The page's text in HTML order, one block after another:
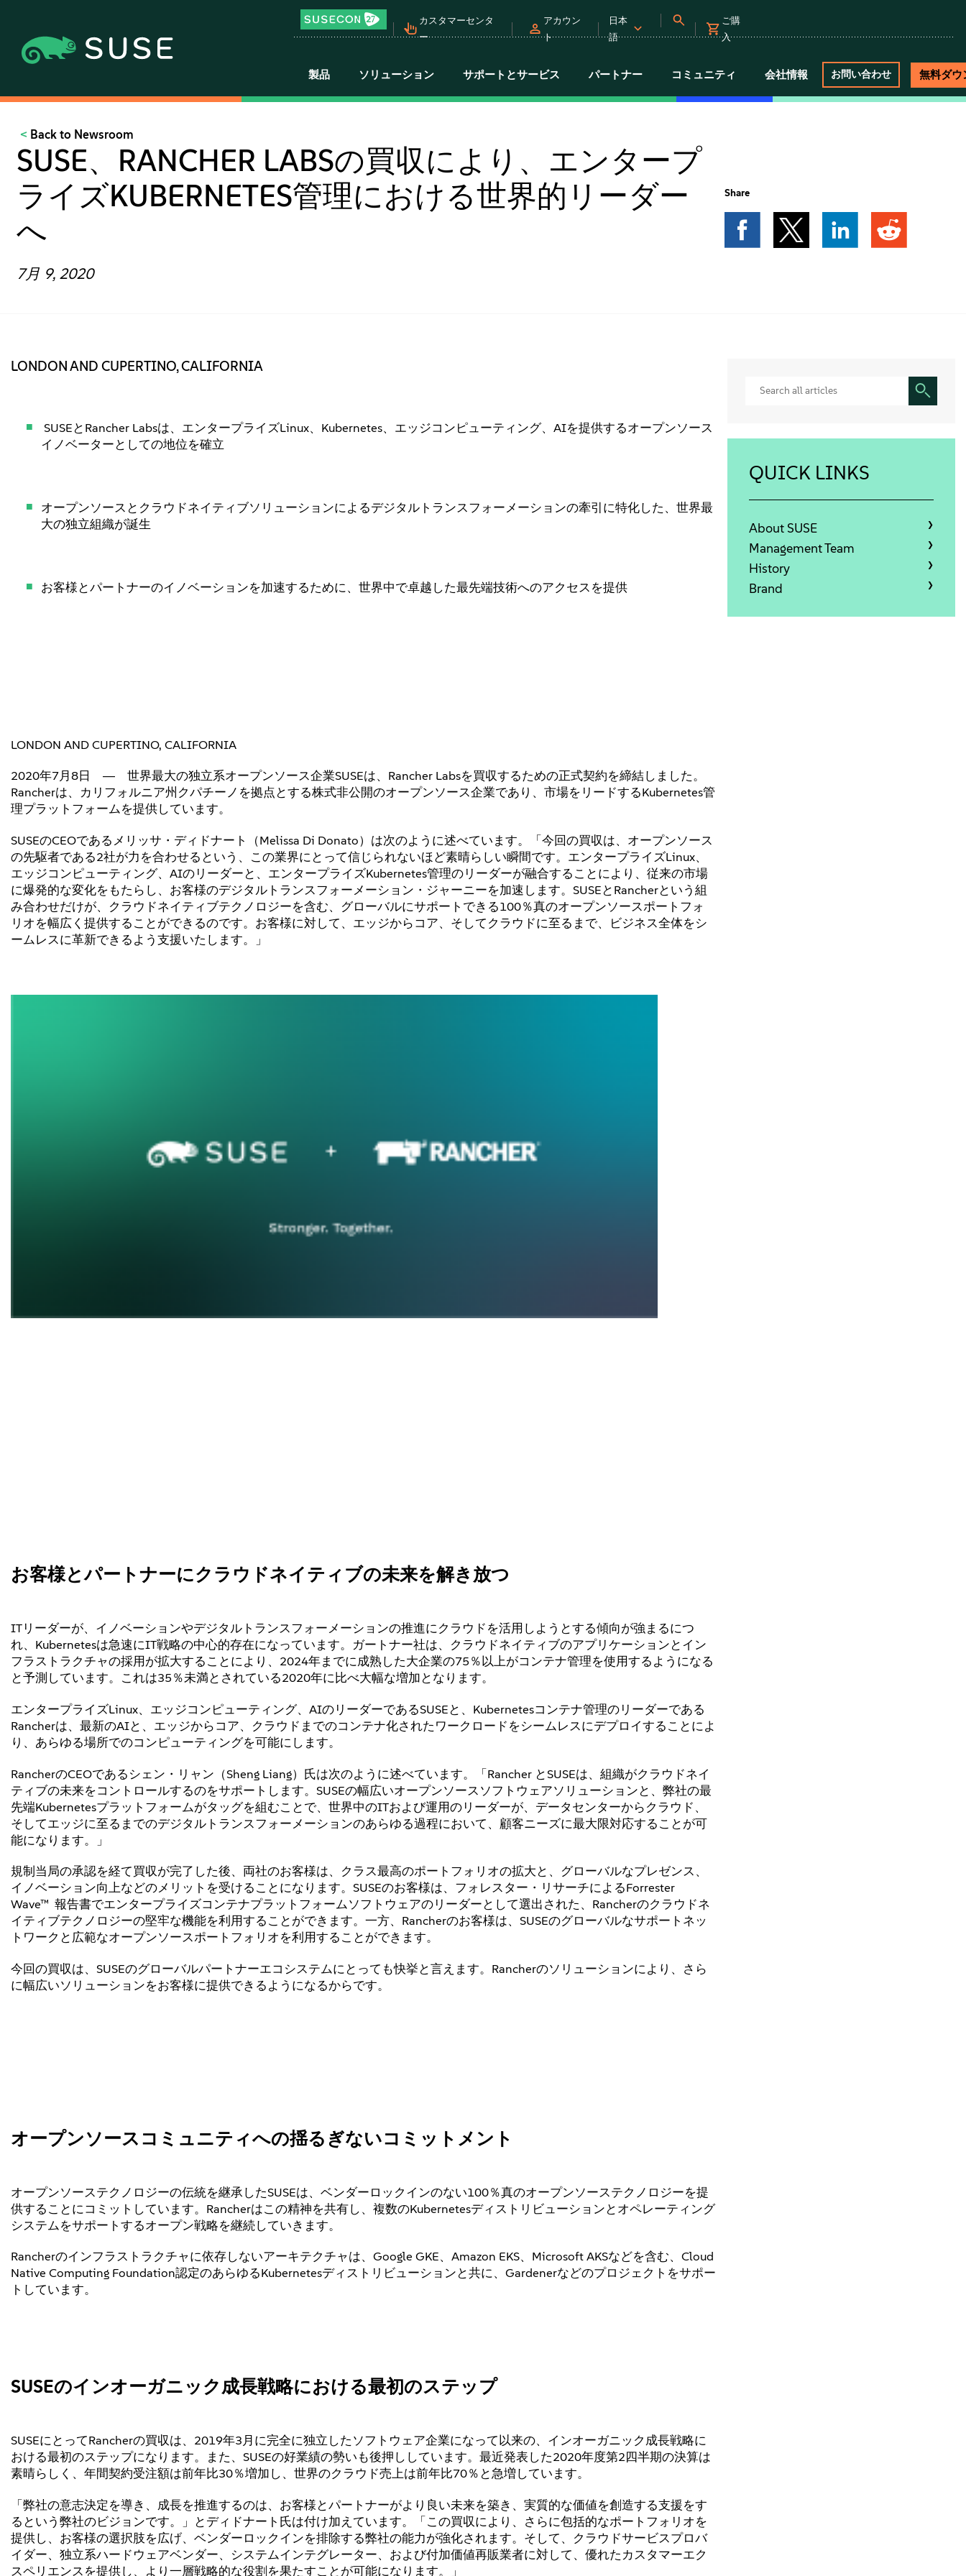
カスタマーセンタ
ー
アカウン
ト
日本
語
ご購
入
製品 ソリューション サポートとサービス パートナー コミュニティ 会社情報 お問い合わせ 無料ダウ
Back to Newsroom
SUSE、RANCHER LABSの買収により、エンタープ
ライズKUBERNETES管理における世界的リーダー
へ
7月 9, 2020
Share
LONDON AND CUPERTINO, CALIFORNIA
SUSEとRancher Labsは、エンタープライズLinux、Kubernetes、エッジコンピューティング、AIを提供するオープンソース
イノベーターとしての地位を確立
オープンソースとクラウドネイティブソリューションによるデジタルトランスフォーメーションの牽引に特化した、世界最
大の独立組織が誕生
お客様とパートナーのイノベーションを加速するために、世界中で卓越した最先端技術へのアクセスを提供
LONDON AND CUPERTINO, CALIFORNIA
2020年7月8日 ― 世界最大の独立系オープンソース企業SUSEは、Rancher Labsを買収するための正式契約を締結しました。
Rancherは、カリフォルニア州クパチーノを拠点とする株式非公開のオープンソース企業であり、市場をリードするKubernetes管
理プラットフォームを提供しています。
SUSEのCEOであるメリッサ・ディドナート（Melissa Di Donato）は次のように述べています。「今回の買収は、オープンソース
の先駆者である2社が力を合わせるという、この業界にとって信じられないほど素晴らしい瞬間です。エンタープライズLinux、
エッジコンピューティング、AIのリーダーと、エンタープライズKubernetes管理のリーダーが融合することにより、従来の市場
に爆発的な変化をもたらし、お客様のデジタルトランスフォーメーション・ジャーニーを加速します。SUSEとRancherという組
み合わせだけが、クラウドネイティブテクノロジーを含む、グローバルにサポートできる100％真のオープンソースポートフォ
リオを幅広く提供することができるのです。お客様に対して、エッジからコア、そしてクラウドに至るまで、ビジネス全体をシ
ームレスに革新できるよう支援いたします。」
お客様とパートナーにクラウドネイティブの未来を解き放つ
ITリーダーが、イノベーションやデジタルトランスフォーメーションの推進にクラウドを活用しようとする傾向が強まるにつ
れ、Kubernetesは急速にIT戦略の中心的存在になっています。ガートナー社は、クラウドネイティブのアプリケーションとイン
フラストラクチャの採用が拡大することにより、2024年までに成熟した大企業の75％以上がコンテナ管理を使用するようになる
と予測しています。これは35％未満とされている2020年に比べ大幅な増加となります。
エンタープライズLinux、エッジコンピューティング、AIのリーダーであるSUSEと、Kubernetesコンテナ管理のリーダーである
Rancherは、最新のAIと、エッジからコア、クラウドまでのコンテナ化されたワークロードをシームレスにデプロイすることによ
り、あらゆる場所でのコンピューティングを可能にします。
RancherのCEOであるシェン・リャン（Sheng Liang）氏は次のように述べています。「Rancher とSUSEは、組織がクラウドネイ
ティブの未来をコントロールするのをサポートします。SUSEの幅広いオープンソースソフトウェアソリューションと、弊社の最
先端Kubernetesプラットフォームがタッグを組むことで、世界中のITおよび運用のリーダーが、データセンターからクラウド、
そしてエッジに至るまでのデジタルトランスフォーメーションのあらゆる過程において、顧客ニーズに最大限対応することが可
能になります。」
規制当局の承認を経て買収が完了した後、両社のお客様は、クラス最高のポートフォリオの拡大と、グローバルなプレゼンス、
イノベーション向上などのメリットを受けることになります。SUSEのお客様は、フォレスター・リサーチによるForrester
Wave™ 報告書でエンタープライズコンテナプラットフォームソフトウェアのリーダーとして選出された、Rancherのクラウドネ
イティブテクノロジーの堅牢な機能を利用することができます。一方、Rancherのお客様は、SUSEのグローバルなサポートネッ
トワークと広範なオープンソースポートフォリオを利用することができます。
今回の買収は、SUSEのグローバルパートナーエコシステムにとっても快挙と言えます。Rancherのソリューションにより、さら
に幅広いソリューションをお客様に提供できるようになるからです。
オープンソースコミュニティへの揺るぎないコミットメント
オープンソーステクノロジーの伝統を継承したSUSEは、ベンダーロックインのない100％真のオープンソーステクノロジーを提
供することにコミットしています。Rancherはこの精神を共有し、複数のKubernetesディストリビューションとオペレーティング
システムをサポートするオープン戦略を継続していきます。
Rancherのインフラストラクチャに依存しないアーキテクチャは、Google GKE、Amazon EKS、Microsoft AKSなどを含む、Cloud
Native Computing Foundation認定のあらゆるKubernetesディストリビューションと共に、Gardenerなどのプロジェクトをサポー
トしています。
SUSEのインオーガニック成長戦略における最初のステップ
SUSEにとってRancherの買収は、2019年3月に完全に独立したソフトウェア企業になって以来の、インオーガニック成長戦略に
おける最初のステップになります。また、SUSEの好業績の勢いも後押ししています。最近発表した2020年度第2四半期の決算は
素晴らしく、年間契約受注額は前年比30％増加し、世界のクラウド売上は前年比70％と急増しています。
「弊社の意志決定を導き、成長を推進するのは、お客様とパートナーがより良い未来を築き、実質的な価値を創造する支援をす
るという弊社のビジョンです。」とディドナート氏は付け加えています。「この買収により、さらに包括的なポートフォリオを
提供し、お客様の選択肢を広げ、ベンダーロックインを排除する弊社の能力が強化されます。そして、クラウドサービスプロバ
イダー、独立系ハードウェアベンダー、システムインテグレーター、および付加価値再販業者に対して、優れたカスタマーエク
スペリエンスを提供し、より一層戦略的な役割を果たすことが可能になります。」
QUICK LINKS
About SUSE
Management Team
History
Brand